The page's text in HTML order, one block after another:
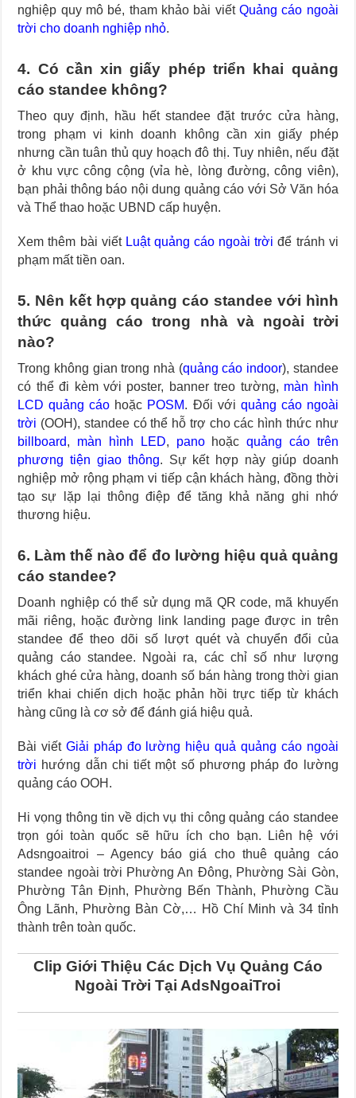
nghiệp quy mô bé, tham khảo bài viếtQuảng cáo ngoài
trời cho doanh nghiệp nhỏ.
4. Có cần xin giấy phép triển khai quảng
cáo standee không?
Theo quy định, hầu hết standee đặt trước cửa hàng,
trong phạm vi kinh doanh không cần xin giấy phép
nhưng cần tuân thủ quy hoạch đô thị. Tuy nhiên, nếu đặt
ở khu vực công cộng (vỉa hè, lòng đường, công viên),
bạn phải thông báo nội dung quảng cáo với Sở Văn hóa
và Thể thao hoặc UBND cấp huyện.
Xem thêm bài viết Luật quảng cáo ngoài trời để tránh vi
phạm mất tiền oan.
5. Nên kết hợp quảng cáo standee với hình
thức quảng cáo trong nhà và ngoài trời
nào?
Trong không gian trong nhà (quảng cáo indoor), standee
có thể đi kèm với poster, banner treo tường, màn hình
LCD quảng cáo hoặc POSM. Đối với quảng cáo ngoài
trời (OOH), standee có thể hỗ trợ cho các hình thức như
billboard, màn hình LED, panohoặcquảng cáo trên
phương tiện giao thông. Sự kết hợp này giúp doanh
nghiệp mở rộng phạm vi tiếp cận khách hàng, đồng thời
tạo sự lặp lại thông điệp để tăng khả năng ghi nhớ
thương hiệu.
6. Làm thế nào để đo lường hiệu quả quảng
cáo standee?
Doanh nghiệp có thể sử dụng mã QR code, mã khuyến
mãi riêng, hoặc đường link landing page được in trên
standee để theo dõi số lượt quét và chuyển đổi của
quảng cáo standee. Ngoài ra, các chỉ số như lượng
khách ghé cửa hàng, doanh số bán hàng trong thời gian
triển khai chiến dịch hoặc phản hồi trực tiếp từ khách
hàng cũng là cơ sở để đánh giá hiệu quả.
Bài viết Giải pháp đo lường hiệu quả quảng cáo ngoài
trời hướng dẫn chi tiết một số phương pháp đo lường
quảng cáo OOH.
Hi vọng thông tin về dịch vụ thi công quảng cáo standee
trọn gói toàn quốc sẽ hữu ích cho bạn. Liên hệ với
Adsngoaitroi – Agency báo giá cho thuê quảng cáo
standee ngoài trời Phường An Đông, Phường Sài Gòn,
Phường Tân Định, Phường Bến Thành, Phường Cầu
Ông Lãnh, Phường Bàn Cờ,… Hồ Chí Minh và 34 tỉnh
thành trên toàn quốc.
Clip Giới Thiệu Các Dịch Vụ Quảng Cáo
Ngoài Trời Tại AdsNgoaiTroi